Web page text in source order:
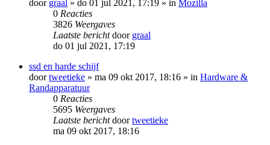
door graal » do 01 jul 2021, 17:19 » in Mozilla
0 Reacties
3826 Weergaves
Laatste berichtdoor graal
do 01 jul 2021, 17:19
ssd en harde schijf
doortweetieke » ma 09 okt 2017, 18:16 » in Hardware &
Randapparatuur
0 Reacties
5695 Weergaves
Laatste berichtdoortweetieke
ma 09 okt 2017, 18:16